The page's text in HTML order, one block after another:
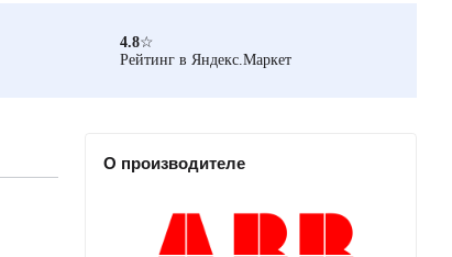
4.8☆
Рейтинг в Яндекс.Маркет
О производителе